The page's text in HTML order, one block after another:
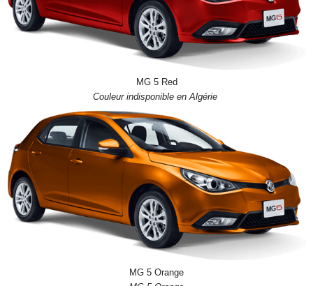
MG 5 Red
Couleur indisponible en Algérie
MG 5 Orange